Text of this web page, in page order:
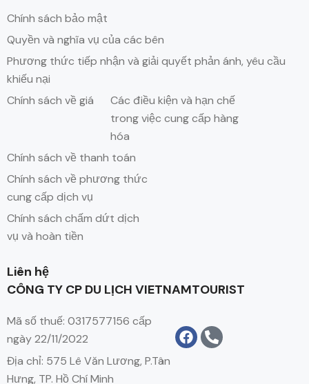
Chính sách bảo mật
Quyền và nghĩa vụ của các bên
Phương thức tiếp nhận và giải quyết phản ánh, yêu cầu
khiếu nại
Chính sách về giá
Các điều kiện và hạn chế
trong việc cung cấp hàng
hóa
Chính sách về thanh toán
Chính sách về phương thức
cung cấp dịch vụ
Chính sách chấm dứt dịch
vụ và hoàn tiền
Liên hệ
CÔNG TY CP DU LỊCH VIETNAMTOURIST
Mã số thuế: 0317577156 cấp
ngày 22/11/2022
Địa chỉ: 575 Lê Văn Lương, P.Tân
Hưng, TP. Hồ Chí Minh